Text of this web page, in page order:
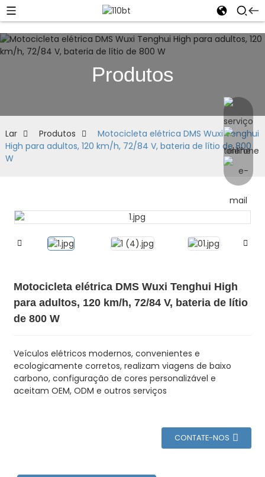
Produtos
Lar Produtos
Motocicleta elétrica DMS Wuxi Tenghui
High para adultos, 120 km/h, 72/84 V, bateria de lítio de 800
W
Motocicleta elétrica DMS Wuxi Tenghui High
para adultos, 120 km/h, 72/84 V, bateria de lítio
de 800 W
Veículos elétricos modernos, convenientes e
ecologicamente corretos, realizam viagens de baixo
carbono, configuração de cores personalizável e
aceitam OEM, ODM e outros serviços
CONTATE-NOS